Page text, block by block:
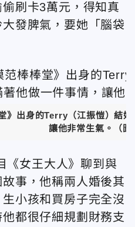
刷卡3萬元，得知真
發脾氣，要她「腦袋
》出身的Terry（江振愷）結
讓他非常生氣。（
《女王大人》聊到與
事，他稱兩人婚後其
小孩和買房子完全沒
都很仔細規劃財務支